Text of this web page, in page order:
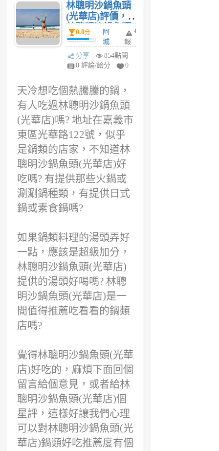
林聰明沙鍋魚頭
(光華店)評價，
林聰明沙鍋魚頭
(光華店)推薦?
0.0分
阿
城
6
年
舉
報
分享
854點閱
0 評論/給分
0
天冷想吃個熱騰騰的鍋，
有人吃過林聰明沙鍋魚頭
(光華店)嗎? 地址在嘉義市
東區光華路122號，似乎
是鍋類的店家，不知道林
聰明沙鍋魚頭(光華店)好
吃嗎? 有提供那些火鍋或
涮涮鍋種類，有提供日式
鍋或素食鍋嗎?
如果鍋類料理的湯頭弄好
一點，應該是超級加分，
林聰明沙鍋魚頭(光華店)
提供的湯頭好喝嗎? 林聰
明沙鍋魚頭(光華店)是一
間值得推薦吃看看的鍋類
店嗎?
覺得林聰明沙鍋魚頭(光華
店)好吃的，麻煩下面回個
留言給個意見，或者給林
聰明沙鍋魚頭(光華店)個
星評，這樣好讓我們心理
可以對林聰明沙鍋魚頭(光
華店)鍋類好吃推薦度有個